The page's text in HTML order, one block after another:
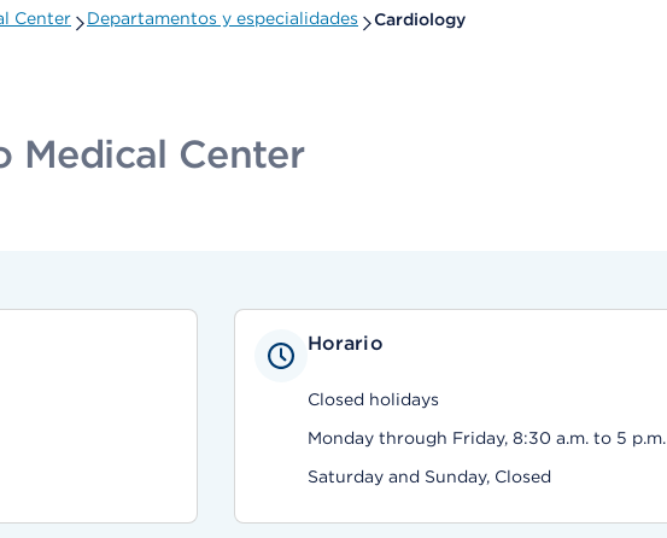
Center Departamentos y especialidades Cardiology
Medical Center
Horario
Closed holidays
Monday through Friday, 8:30 a.m. to 5 p.m.
Saturday and Sunday, Closed